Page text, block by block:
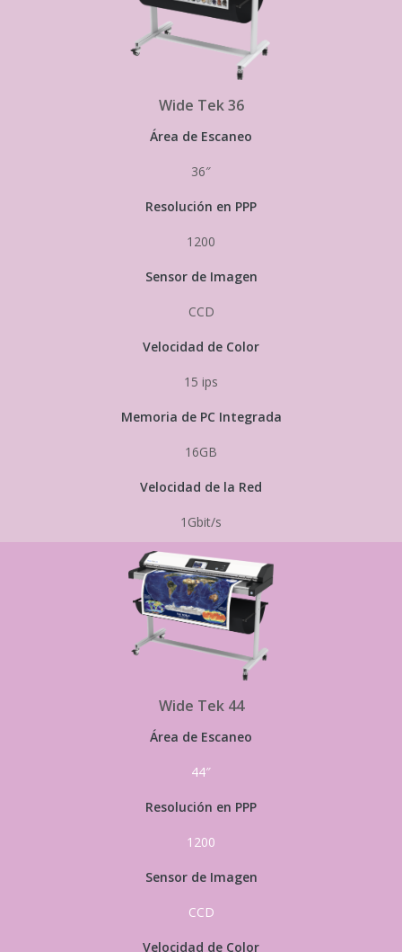
Wide Tek 36
Área de Escaneo
36″
Resolución en PPP
1200
Sensor de Imagen
CCD
Velocidad de Color
15 ips
Memoria de PC Integrada
16GB
Velocidad de la Red
1Gbit/s
Wide Tek 44
Área de Escaneo
44″
Resolución en PPP
1200
Sensor de Imagen
CCD
Velocidad de Color